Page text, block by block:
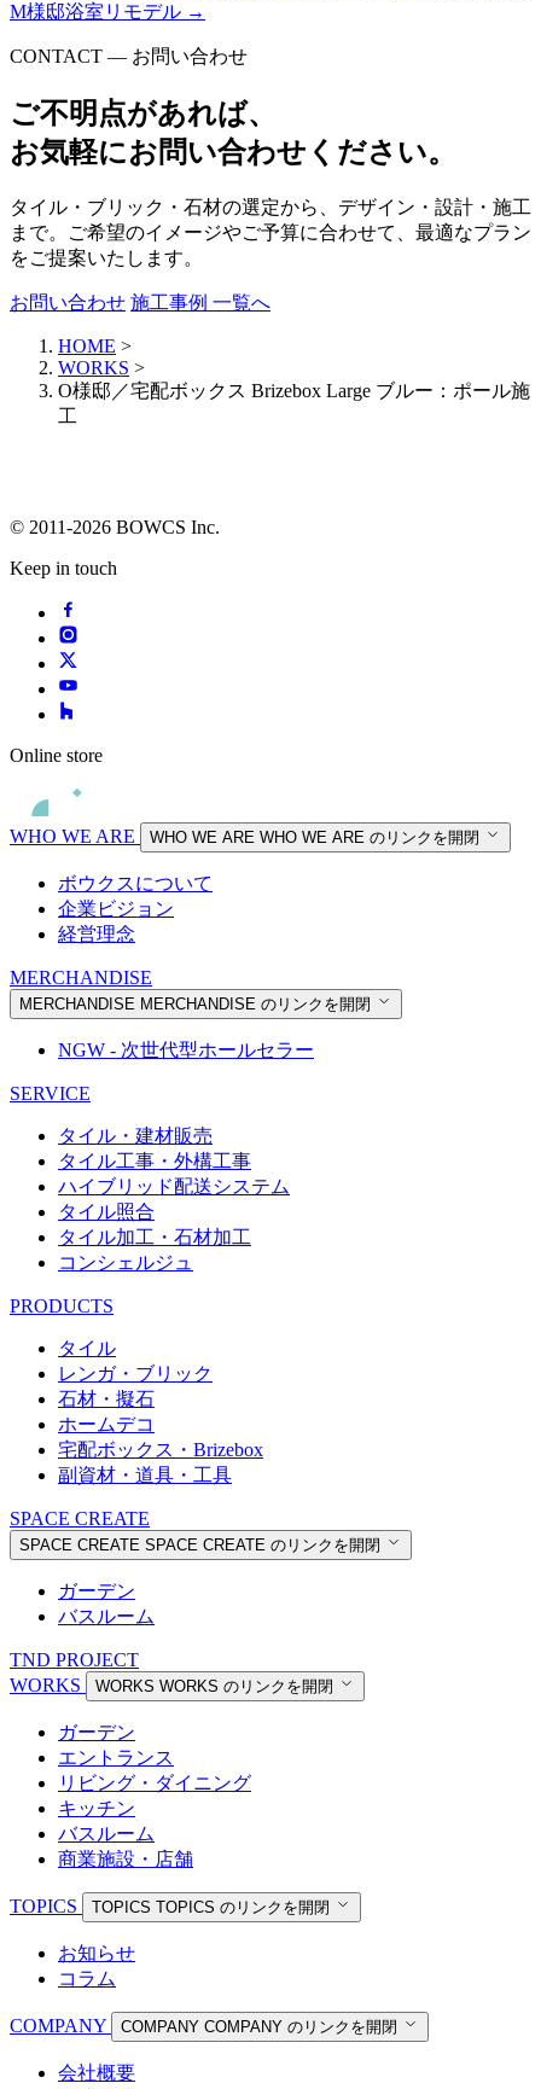
M様邸浴室リモデル →
CONTACT — お問い合わせ
ご不明点があれば、
お気軽にお問い合わせください。
タイル・ブリック・石材の選定から、デザイン・設計・施工
まで。ご希望のイメージやご予算に合わせて、最適なプラン
をご提案いたします。
お問い合わせ 施工事例 一覧へ
HOME >
WORKS >
O様邸／宅配ボックス Brizebox Large ブルー：ポール施
工
© 2011-2026 BOWCS Inc.
Keep in touch
Online store
WHO WE ARE WHO WE ARE WHO WE ARE のリンクを開閉
ボウクスについて
企業ビジョン
経営理念
MERCHANDISE
MERCHANDISE MERCHANDISE のリンクを開閉
NGW - 次世代型ホールセラー
SERVICE
タイル・建材販売
タイル工事・外構工事
ハイブリッド配送システム
タイル照合
タイル加工・石材加工
コンシェルジュ
PRODUCTS
タイル
レンガ・ブリック
石材・擬石
ホームデコ
宅配ボックス・Brizebox
副資材・道具・工具
SPACE CREATE
SPACE CREATE SPACE CREATE のリンクを開閉
ガーデン
バスルーム
TND PROJECT
WORKS
WORKS WORKS のリンクを開閉
ガーデン
エントランス
リビング・ダイニング
キッチン
バスルーム
商業施設・店舗
TOPICS TOPICS TOPICS のリンクを開閉
お知らせ
コラム
COMPANY COMPANY COMPANY のリンクを開閉
会社概要